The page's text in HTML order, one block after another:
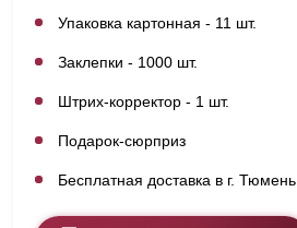
Упаковка картонная - 11 шт.
Заклепки - 1000 шт.
Штрих-корректор - 1 шт.
Подарок-сюрприз
Бесплатная доставка в г. Тюмень